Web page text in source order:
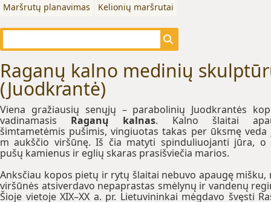
Maršrutų planavimas
Kelionių maršrutai
Raganų kalno medinių
(Juodkrantė)
Viena gražiausių senųjų – parabolinių Juodkrantės
vadinamasis Raganų kalnas. Kalno šlaitai
šimtametėmis pušimis, vingiuotas takas per ūksmę veda
m aukščio viršūnę. Iš čia matyti spinduliuojanti jūra, o
pušų kamienus ir eglių skaras prasišviečia marios.
Anksčiau kopos pietų ir rytų šlaitai nebuvo apaugę mišku,
viršūnės atsiverdavo nepaprastas smėlynų ir vandenų
Šioje vietoje XIX–XX a. pr. Lietuvininkai mėgdavo švęsti